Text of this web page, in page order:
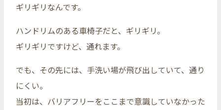
ギリギリなんです。
ハンドリムのある車椅子だと、ギリギリ。
ギリギリですけど、通れます。
でも、その先には、手洗い場が飛び出していて、通り
にくい。
当初は、バリアフリーをここまで意識していなかった